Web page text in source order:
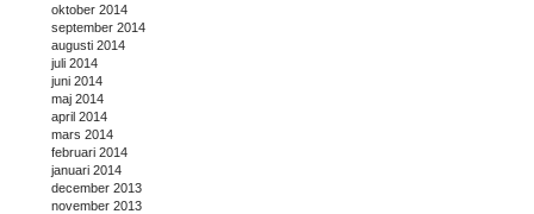
oktober 2014
september 2014
augusti 2014
juli 2014
juni 2014
maj 2014
april 2014
mars 2014
februari 2014
januari 2014
december 2013
november 2013